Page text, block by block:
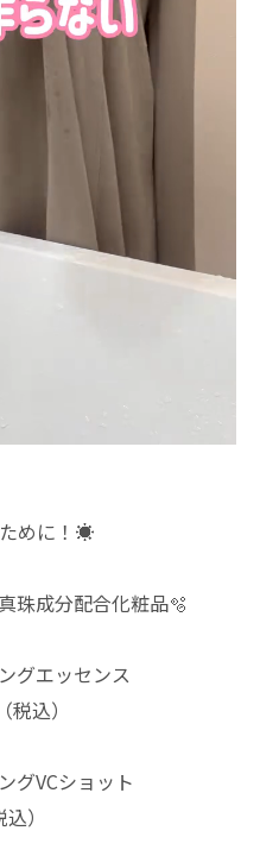
めに！☀️
珠成分配合化粧品🫧
グエッセンス
込）
VCショット
）